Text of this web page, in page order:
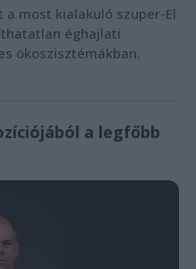
a most kialakuló szuper-El
éghajlati
ökoszisztémákban.
a legfőbb